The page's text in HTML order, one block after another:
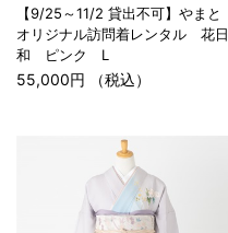
【9/25～11/2 貸出不可】やまと
オリジナル訪問着レンタル 花日
和 ピンク L
55,000円 （税込）